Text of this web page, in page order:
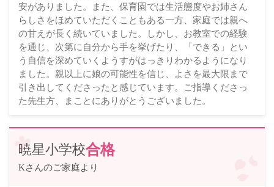
安がありました。また、保育園では生活態度やお姉さん
らしさをほめていただくこともある一方、家庭では親へ
の甘えが長く続いていました。しかし、お教室での経験
を通じ、次第に自分から手を挙げたり、「できる」とい
う自信を深めていくようすがはっきりわかるようになり
ました。親以上に娘の可能性を信じ、よさを最大限まで
引き出してくださったと感じています。ご指導くださっ
た先生方、まことにありがとうございました。
暁星小学校合格
Kさんのご家庭より